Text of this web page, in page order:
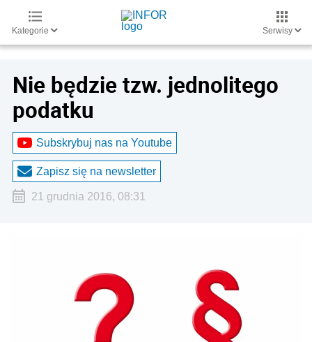
Kategorie Serwisy
Nie będzie tzw. jednolitego
podatku
Subskrybuj nas na Youtube
Zapisz się na newsletter
21 grudnia 2016, 08:31